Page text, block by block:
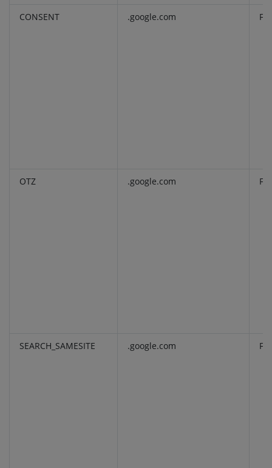
CONSENT .google.com
OTZ .google.com
SEARCH_SAMESITE .google.com